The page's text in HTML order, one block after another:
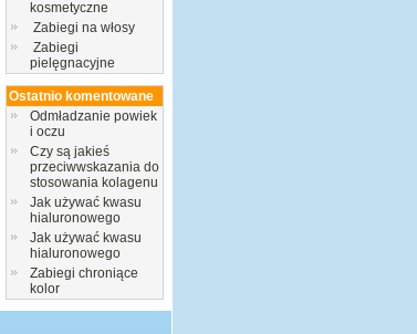
kosmetyczne
Zabiegi na włosy
Zabiegi
pielęgnacyjne
Ostatnio komentowane
Odmładzanie powiek
i oczu
Czy są jakieś
przeciwwskazania do
stosowania kolagenu
Jak używać kwasu
hialuronowego
Jak używać kwasu
hialuronowego
Zabiegi chroniące
kolor